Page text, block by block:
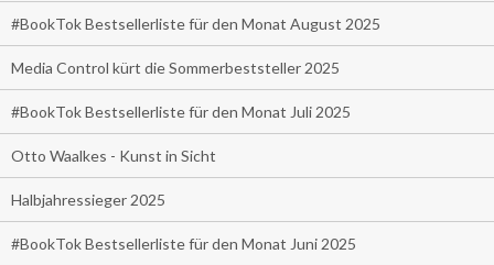
#BookTok Bestsellerliste für den Monat August 2025
Media Control kürt die Sommerbeststeller 2025
#BookTok Bestsellerliste für den Monat Juli 2025
Otto Waalkes - Kunst in Sicht
Halbjahressieger 2025
#BookTok Bestsellerliste für den Monat Juni 2025